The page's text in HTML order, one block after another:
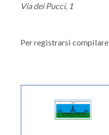
Via dei Pucci, 1
Per registrarsi compilare